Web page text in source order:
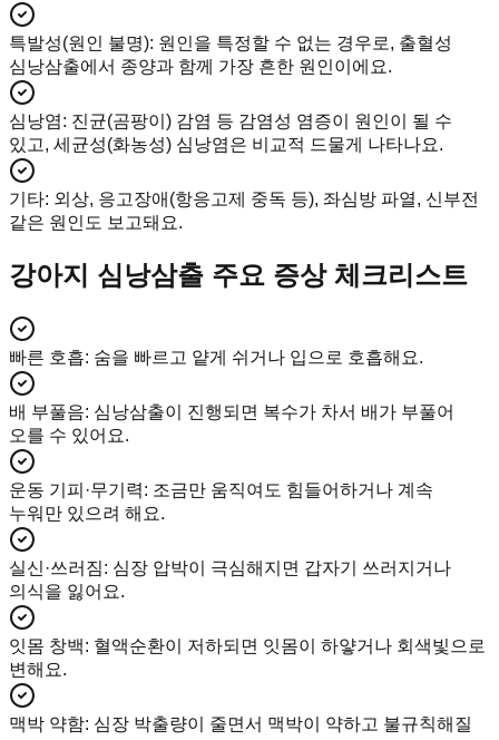
특발성(원인 불명): 원인을 특정할 수 없는 경우로, 출혈성
심낭삼출에서 종양과 함께 가장 흔한 원인이에요.
심낭염: 진균(곰팡이) 감염 등 감염성 염증이 원인이 될 수
있고, 세균성(화농성) 심낭염은 비교적 드물게 나타나요.
기타: 외상, 응고장애(항응고제 중독 등), 좌심방 파열, 신부전
같은 원인도 보고돼요.
강아지 심낭삼출 주요 증상 체크리스트
빠른 호흡: 숨을 빠르고 얕게 쉬거나 입으로 호흡해요.
배 부풀음: 심낭삼출이 진행되면 복수가 차서 배가 부풀어
오를 수 있어요.
운동 기피·무기력: 조금만 움직여도 힘들어하거나 계속
누워만 있으려 해요.
실신·쓰러짐: 심장 압박이 극심해지면 갑자기 쓰러지거나
의식을 잃어요.
잇몸 창백: 혈액순환이 저하되면 잇몸이 하얗거나 회색빛으로
변해요.
맥박 약함: 심장 박출량이 줄면서 맥박이 약하고 불규칙해질